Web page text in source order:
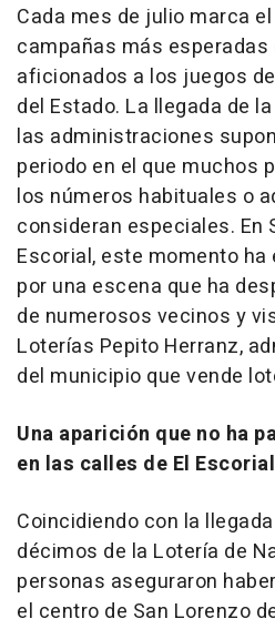
Cada mes de julio marca
campañas más
aficionados a los juegos
del Estado. La llegada de
las administraciones
periodo en el que muchos
los números habituales o
consideran especiales. En
Escorial, este momento
por una escena que ha
de numerosos vecinos y
Loterías Pepito Herranz,
del municipio que vende
Una aparición que no ha
en las calles de El Escorial
Coincidiendo con la
décimos de la Lotería de
personas aseguraron
el centro de San Lorenzo